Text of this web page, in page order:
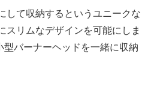
して収納するというユニークな
スリムなデザインを可能にしま
型バーナーヘッドを一緒に収納